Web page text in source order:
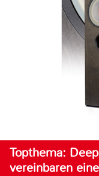
Topthema:
vereinbaren